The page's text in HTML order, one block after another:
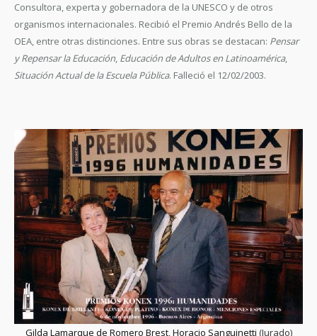
Consultora, experta y gobernadora de la UNESCO y de otros
organismos internacionales. Recibió el Premio Andrés Bello de la
OEA, entre otras distinciones. Entre sus obras se destacan: Pensar
y Repensar la Educación, Educación de Adultos en Latinoamérica,
Situación Actual de la Escuela Pública. Falleció el 12/02/2003.
Gilda Lamarque de Romero Brest,Horacio Sanguinetti (Jurado)